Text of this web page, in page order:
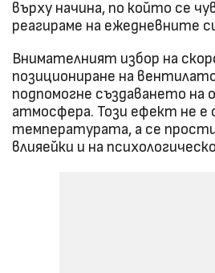
върху начина, по който се
реагираме на ежедневните
Внимателният избор на
позициониране на
подпомогне създаването на
атмосфера. Този ефект не е
температурата, а се
влияейки и на